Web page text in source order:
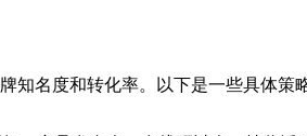
知名度和转化率。以下是一些具体策